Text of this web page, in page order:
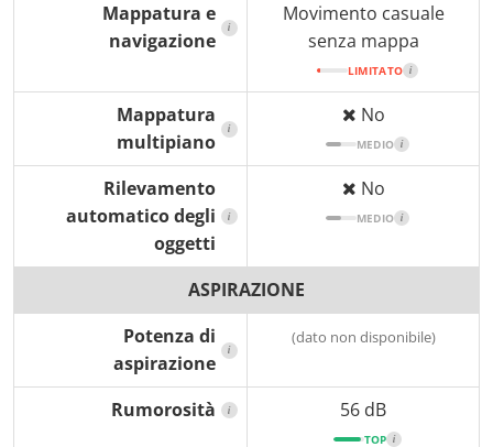
Mappatura e
navigazione
i
Movimento casuale
senza mappa
LIMITATO i
Mappatura
multipiano
i
No
MEDIO i
Rilevamento
automatico degli
oggetti
i
No
MEDIO i
ASPIRAZIONE
Potenza di
aspirazione
i
(dato non disponibile)
Rumorosità i 56 dB
TOP i